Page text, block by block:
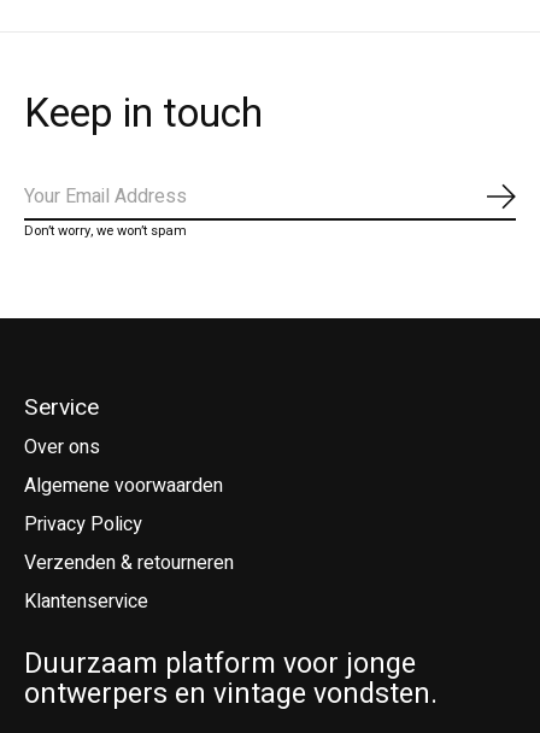
Keep in touch
Don’t worry, we won’t spam
Service
Over ons
Algemene voorwaarden
Privacy Policy
Verzenden & retourneren
Klantenservice
Duurzaam platform voor jonge
ontwerpers en vintage vondsten.